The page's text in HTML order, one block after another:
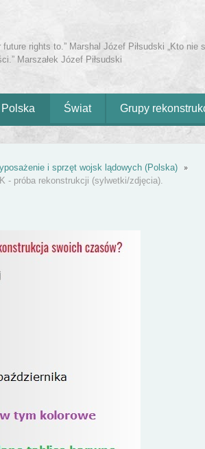
rights to.” Marshal Józef Piłsudski „Kto nie
Marszałek Józef Piłsudski
Polska Świat Grupy
i sprzęt wojsk lądowych (Polska)
- próba rekonstrukcji (sylwetki/zdjęcia).